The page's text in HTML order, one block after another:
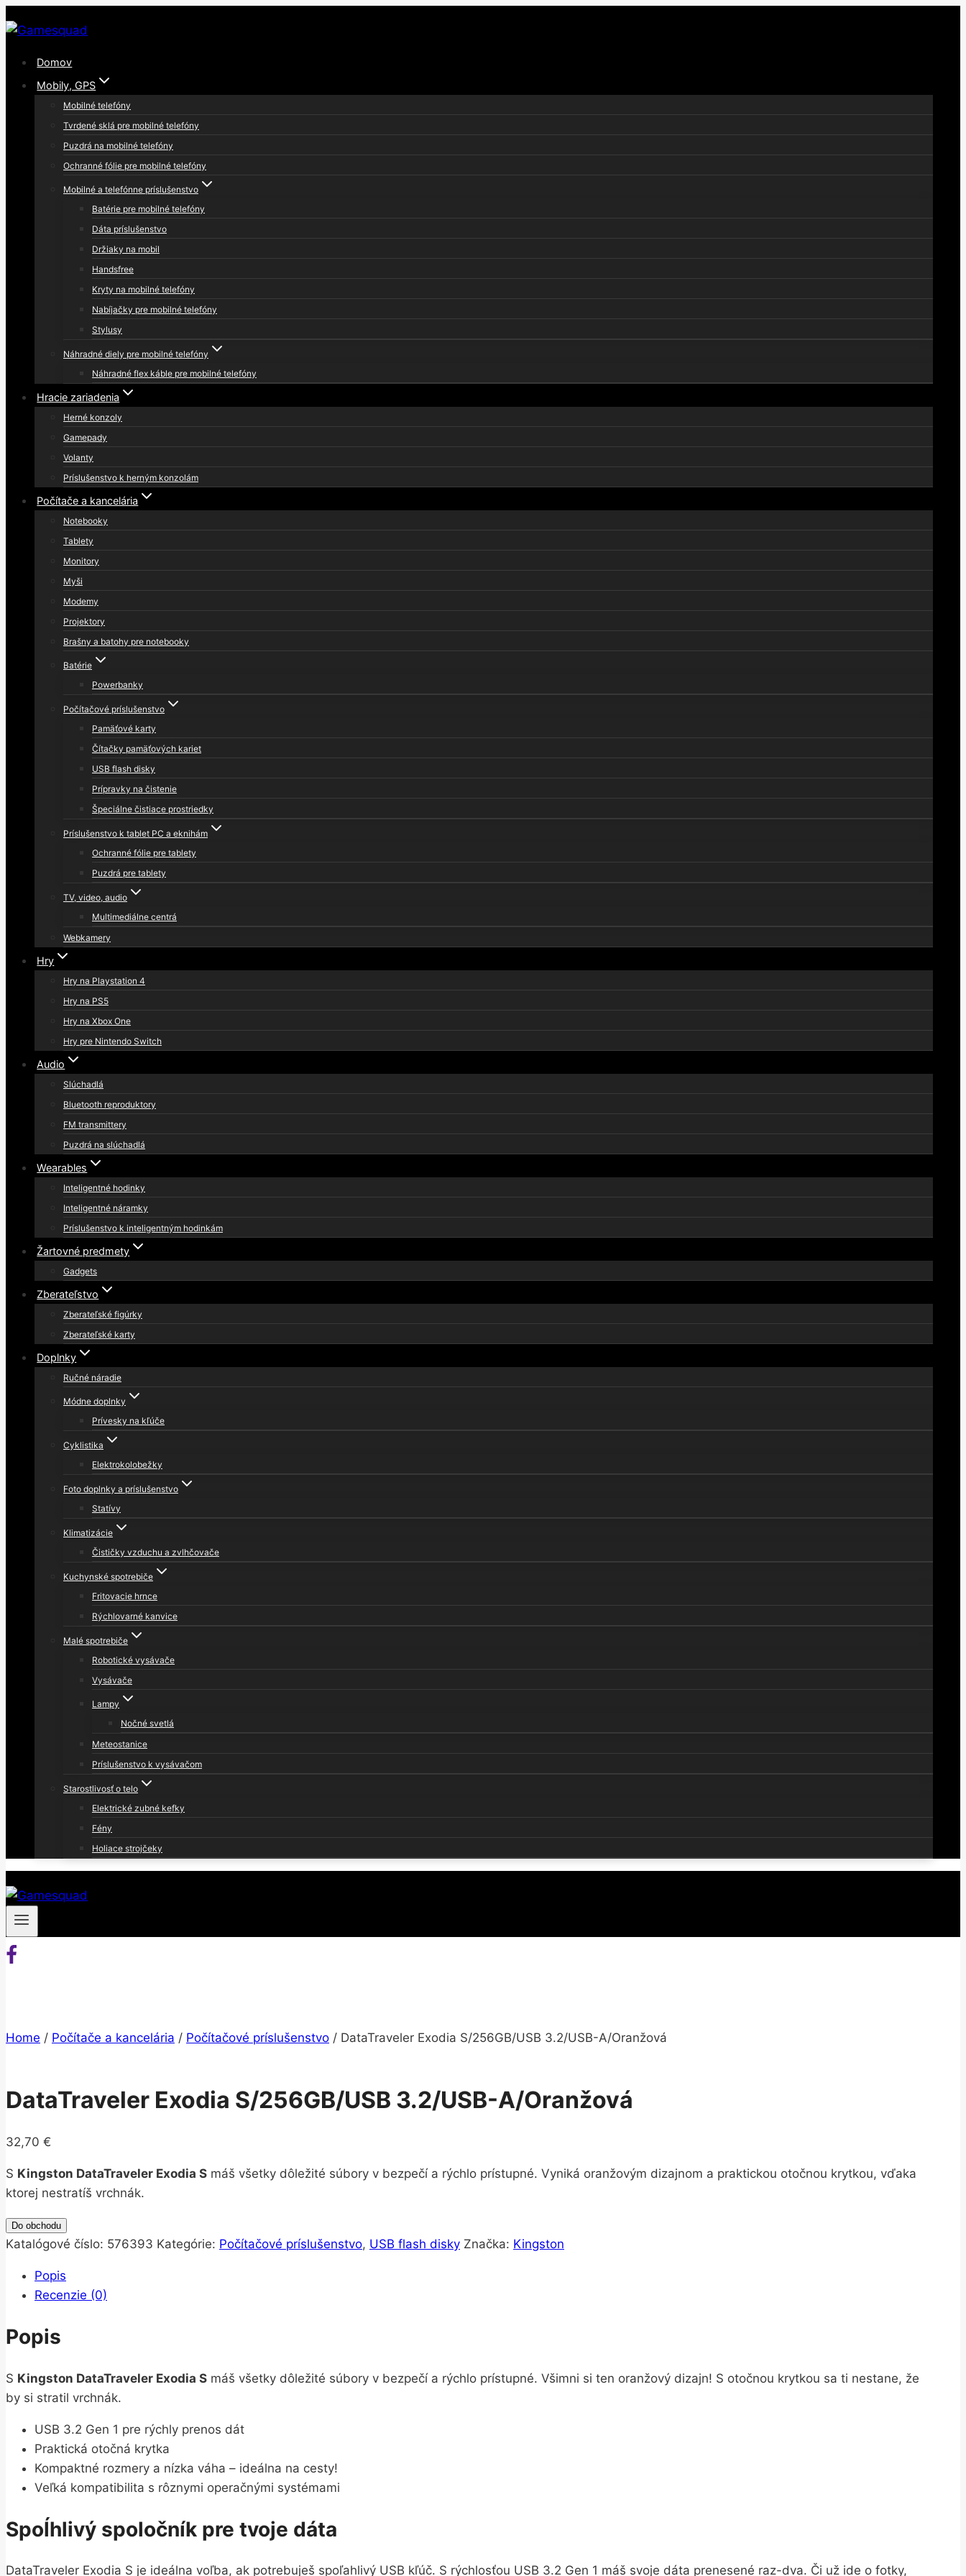
to
Domov
Mobily, GPS
Mobilné telefóny
Tvrdené sklá pre mobilné telefóny
Puzdrá na mobilné telefóny
Ochranné fólie pre mobilné telefóny
Mobilné a telefónne príslušenstvo
Batérie pre mobilné telefóny
Dáta príslušenstvo
Držiaky na mobil
Handsfree
Kryty na mobilné telefóny
Nabíjačky pre mobilné telefóny
Stylusy
Náhradné diely pre mobilné telefóny
Náhradné flex káble pre mobilné telefóny
Hracie zariadenia
Herné konzoly
Gamepady
Volanty
Príslušenstvo k herným konzolám
Počítače a kancelária
Notebooky
Tablety
Monitory
Myši
Modemy
Projektory
Brašny a batohy pre notebooky
Batérie
Powerbanky
Počítačové príslušenstvo
Pamäťové karty
Čítačky pamäťových kariet
USB flash disky
Prípravky na čistenie
Špeciálne čistiace prostriedky
Príslušenstvo k tablet PC a eknihám
Ochranné fólie pre tablety
Puzdrá pre tablety
TV, video, audio
Multimediálne centrá
Webkamery
Hry
Hry na Playstation 4
Hry na PS5
Hry na Xbox One
Hry pre Nintendo Switch
Audio
Slúchadlá
Bluetooth reproduktory
FM transmittery
Puzdrá na slúchadlá
Wearables
Inteligentné hodinky
Inteligentné náramky
Príslušenstvo k inteligentným hodinkám
Žartovné predmety
Gadgets
Zberateľstvo
Zberateľské figúrky
Zberateľské karty
Doplnky
Ručné náradie
Módne doplnky
Prívesky na kľúče
Cyklistika
Elektrokolobežky
Foto doplnky a príslušenstvo
Statívy
Klimatizácie
Čističky vzduchu a zvlhčovače
Kuchynské spotrebiče
Fritovacie hrnce
Rýchlovarné kanvice
Malé spotrebiče
Robotické vysávače
Vysávače
Lampy
Nočné svetlá
Meteostanice
Príslušenstvo k vysávačom
Starostlivosť o telo
Elektrické zubné kefky
Fény
Holiace strojčeky
Home / Počítače a kancelária / Počítačové príslušenstvo / DataTraveler Exodia S/256GB/USB 3.2/USB-A/Oranžová
DataTraveler Exodia S/256GB/USB 3.2/USB-A/Oranžová
32,70 €
S Kingston DataTraveler Exodia S máš všetky dôležité súbory v bezpečí a rýchlo prístupné. Vyniká oranžovým dizajnom a praktickou otočnou krytkou, vďaka
ktorej nestratíš vrchnák.
Do obchodu
Katalógové číslo: 576393 Kategórie: Počítačové príslušenstvo, USB flash disky Značka: Kingston
Popis
Recenzie (0)
Popis
S Kingston DataTraveler Exodia S máš všetky dôležité súbory v bezpečí a rýchlo prístupné. Všimni si ten oranžový dizajn! S otočnou krytkou sa ti nestane, že
by si stratil vrchnák.
USB 3.2 Gen 1 pre rýchly prenos dát
Praktická otočná krytka
Kompaktné rozmery a nízka váha – ideálna na cesty!
Veľká kompatibilita s rôznymi operačnými systémami
Spoĺhlivý spoločník pre tvoje dáta
DataTraveler Exodia S je ideálna voľba, ak potrebuješ spoľahlivý USB kľúč. S rýchlosťou USB 3.2 Gen 1 máš svoje dáta prenesené raz-dva. Či už ide o fotky,